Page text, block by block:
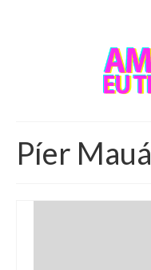
Píer Mauá